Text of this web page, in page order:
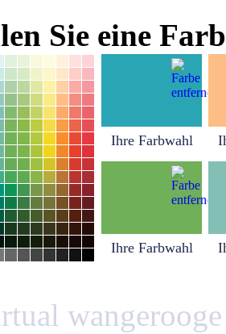
Sie eine
Ihre Farbwahl
Ihre Farbwahl
wangerooge